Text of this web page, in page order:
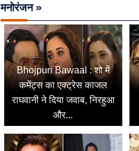
मनोरंजन »
Bhojpuri Bawaal : शो में
कमेंट्स का एक्ट्रेस काजल
राघवानी ने दिया जवाब, निरहुआ
और...